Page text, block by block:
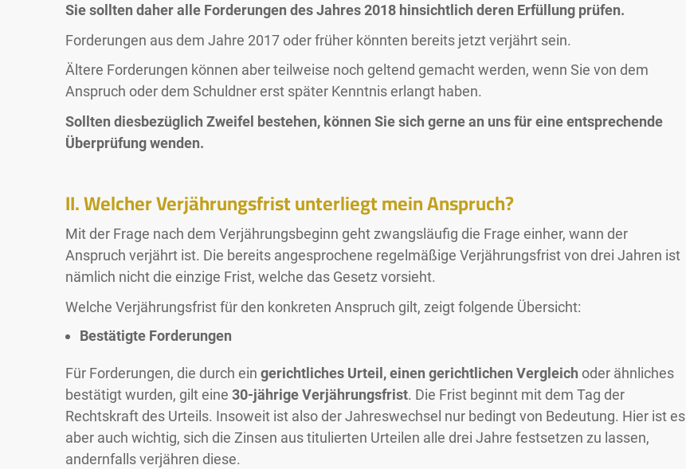
Sie sollten daher alle Forderungen des Jahres 2018 hinsichtlich deren Erfüllung prüfen.
Forderungen aus dem Jahre 2017 oder früher könnten bereits jetzt verjährt sein.
Ältere Forderungen können aber teilweise noch geltend gemacht werden, wenn Sie von dem
Anspruch oder dem Schuldner erst später Kenntnis erlangt haben.
Sollten diesbezüglich Zweifel bestehen, können Sie sich gerne an uns für eine entsprechende
Überprüfung wenden.
II. Welcher Verjährungsfrist unterliegt mein Anspruch?
Mit der Frage nach dem Verjährungsbeginn geht zwangsläufig die Frage einher, wann der
Anspruch verjährt ist. Die bereits angesprochene regelmäßige Verjährungsfrist von drei Jahren ist
nämlich nicht die einzige Frist, welche das Gesetz vorsieht.
Welche Verjährungsfrist für den konkreten Anspruch gilt, zeigt folgende Übersicht:
Bestätigte Forderungen
Für Forderungen, die durch ein gerichtliches Urteil, einen gerichtlichen Vergleich oder ähnliches
bestätigt wurden, gilt eine 30-jährige Verjährungsfrist. Die Frist beginnt mit dem Tag der
Rechtskraft des Urteils. Insoweit ist also der Jahreswechsel nur bedingt von Bedeutung. Hier ist es
aber auch wichtig, sich die Zinsen aus titulierten Urteilen alle drei Jahre festsetzen zu lassen,
andernfalls verjähren diese.